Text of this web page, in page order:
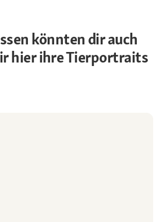
könnten dir auch
hier ihre Tierportraits